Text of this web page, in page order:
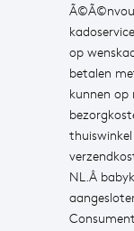
op
betalen
kunnen op
NL.Â